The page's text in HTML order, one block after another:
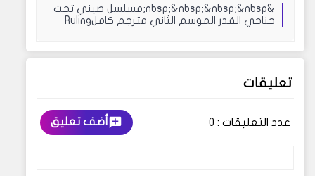
&nbsp;&nbsp;&nbsp;&nbsp;مسلسل صيني تحت
جناحي القدر الموسم الثاني مترجم كاملRuling
تعليقات
عدد التعليقات : 0 أضف تعليق